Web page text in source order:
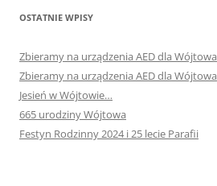
OSTATNIE WPISY
Zbieramy na urządzenia AED dla Wójtowa
Zbieramy na urządzenia AED dla Wójtowa
Jesień w Wójtowie…
665 urodziny Wójtowa
Festyn Rodzinny 2024 i 25 lecie Parafii